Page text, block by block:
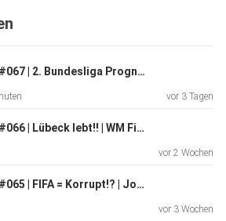
schnacken wir über Star Wars. Der
Watt´n Talk #067 | 2. Bundesliga Prognose!!! | Nürnberg Geheimfavorit?!?!?! | Hertha zu schlecht?!?
vor 3 Tagen
Watt´n Talk #066 | Lübeck lebt!! | WM Finale war langweilig!?!? | Hertha am Kochen???
vor 2 Wochen
Watt´n Talk #065 | FIFA = Korrupt!? | Jonas auf Kreta! | Unsere Halbfinal Prediction!!
vor 3 Wochen